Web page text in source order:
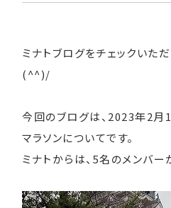
ミナトブログをチェックいた
(^^)/
今回のブログは、2023年2
マラソンについてです。
ミナトからは、5名のメンバー